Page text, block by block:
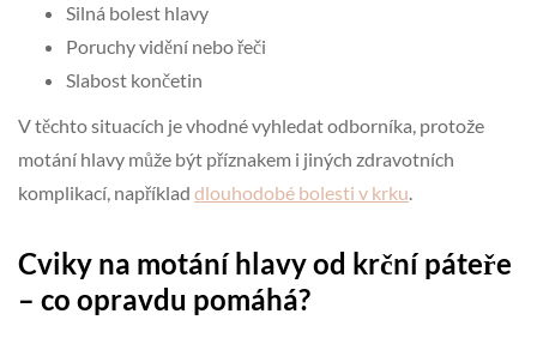
Silná bolest hlavy
Poruchy vidění nebo řeči
Slabost končetin
V těchto situacích je vhodné vyhledat odborníka, protože
motání hlavy může být příznakem i jiných zdravotních
komplikací, například dlouhodobé bolesti v krku.
Cviky na motání hlavy od krční páteře
– co opravdu pomáhá?